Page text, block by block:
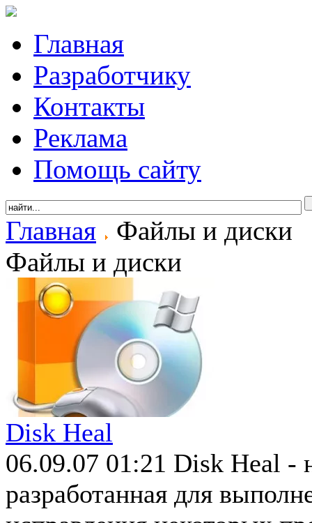
Главная
Разработчику
Контакты
Реклама
Помощь сайту
Главная
Файлы и диски
Файлы и диски
Disk Heal
06.09.07 01:21 Disk Heal -
разработанная для